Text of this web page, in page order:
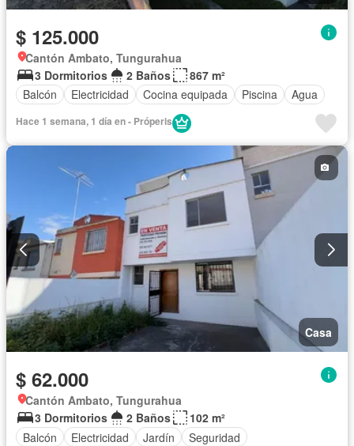
$ 125.000
Cantón Ambato, Tungurahua
3 Dormitorios
2 Baños
867 m²
Balcón
Electricidad Cocina equipada Piscina Agua
Hace 1 semana, 1 día en - Próperis
Casa
$ 62.000
Cantón Ambato, Tungurahua
3 Dormitorios
2 Baños
102 m²
Balcón
Electricidad Jardín Seguridad